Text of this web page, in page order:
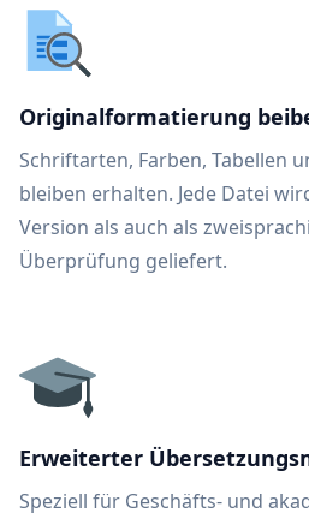
Originalformatierung
Schriftarten, Farben, Tabellen
bleiben erhalten. Jede Datei
Version als auch als
Überprüfung geliefert.
Erweiterter
Speziell für Geschäfts- und